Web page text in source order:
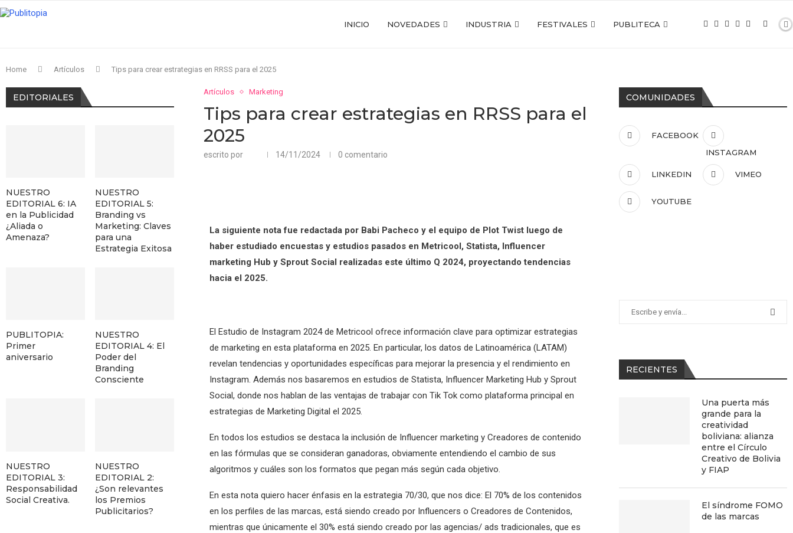
INICIO NOVEDADES INDUSTRIA FESTIVALES PUBLITECA
Home Artículos Tips para crear estrategias en RRSS para el 2025
Artículos Marketing
Tips para crear estrategias en RRSS para el
2025
escrito por 14/11/2024 0 comentario
La siguiente nota fue redactada por Babi Pacheco y el equipo de Plot Twist luego de
haber estudiado encuestas y estudios pasados en Metricool, Statista, Influencer
marketing Hub y Sprout Social realizadas este último Q 2024, proyectando tendencias
hacia el 2025.
El Estudio de Instagram 2024 de Metricool ofrece información clave para optimizar estrategias
de marketing en esta plataforma en 2025. En particular, los datos de Latinoamérica (LATAM)
revelan tendencias y oportunidades específicas para mejorar la presencia y el rendimiento en
Instagram. Además nos basaremos en estudios de Statista, Influencer Marketing Hub y Sprout
Social, donde nos hablan de las ventajas de trabajar con Tik Tok como plataforma principal en
estrategias de Marketing Digital el 2025.
En todos los estudios se destaca la inclusión de Influencer marketing y Creadores de contenido
en las fórmulas que se consideran ganadoras, obviamente entendiendo el cambio de sus
algoritmos y cuáles son los formatos que pegan más según cada objetivo.
En esta nota quiero hacer énfasis en la estrategia 70/30, que nos dice: El 70% de los contenidos
en los perfiles de las marcas, está siendo creado por Influencers o Creadores de Contenidos,
mientras que únicamente el 30% está siendo creado por las agencias/ ads tradicionales, que es
COMUNIDADES
FACEBOOK
INSTAGRAM
LINKEDIN VIMEO
YOUTUBE
RECIENTES
Una puerta más
grande para la
creatividad
boliviana: alianza
entre el Círculo
Creativo de Bolivia
y FIAP
El síndrome FOMO
de las marcas
EDITORIALES
NUESTRO
EDITORIAL 6: IA
en la Publicidad
¿Aliada o
Amenaza?
NUESTRO
EDITORIAL 5:
Branding vs
Marketing: Claves
para una
Estrategia Exitosa
PUBLITOPIA:
Primer
aniversario
NUESTRO
EDITORIAL 4: El
Poder del
Branding
Consciente
NUESTRO
EDITORIAL 3:
Responsabilidad
Social Creativa.
NUESTRO
EDITORIAL 2:
¿Son relevantes
los Premios
Publicitarios?